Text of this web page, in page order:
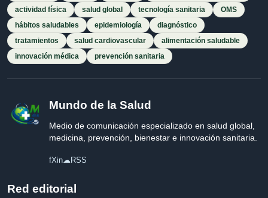
actividad física
salud global tecnología sanitaria
OMS
hábitos saludables
epidemiología
diagnóstico
tratamientos
salud cardiovascular
alimentación saludable
innovación médica
prevención sanitaria
Mundo de la Salud
Medio de comunicación especializado en salud global,
medicina, prevención, bienestar e innovación sanitaria.
fXin☁RSS
Red editorial